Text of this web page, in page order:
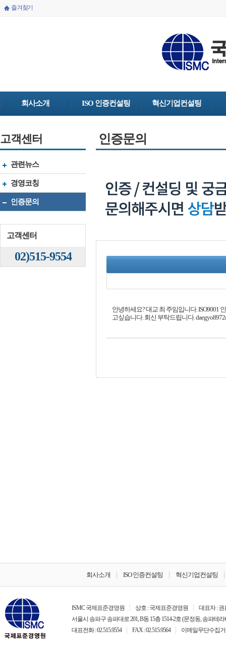
즐겨찾기
회사소개 ISO 인증컨설팅 혁신기업컨설팅
고객센터
관련뉴스
경영코칭
인증문의
고객센터
02)515-9554
인증문의
안녕하세요? 대교 최 주임입니다. ISO9001
고싶습니다. 회신 부탁드립니다.
회사소개 ISO 인증컨설팅 혁신기업컨설팅
ISMC 국제표준경영원 상호 : 국제표준경영원
대표자 : 권
서울시 송파구 송파대로 201, B동 15층 1514-2호 (문정동, 송파테라
대표전화 : 02.515.9554
FAX : 02.515.9564 이메일무단수집